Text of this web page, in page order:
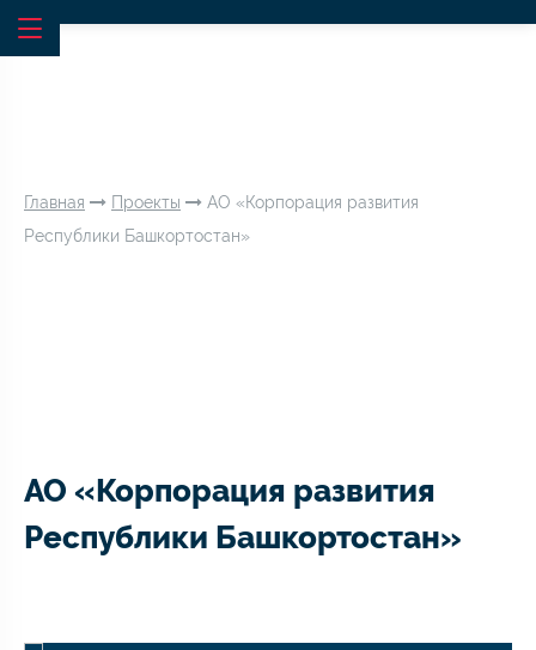
Главная Проекты
АО «Корпорация развития
Республики Башкортостан»
АО «Корпорация развития
Республики Башкортостан»